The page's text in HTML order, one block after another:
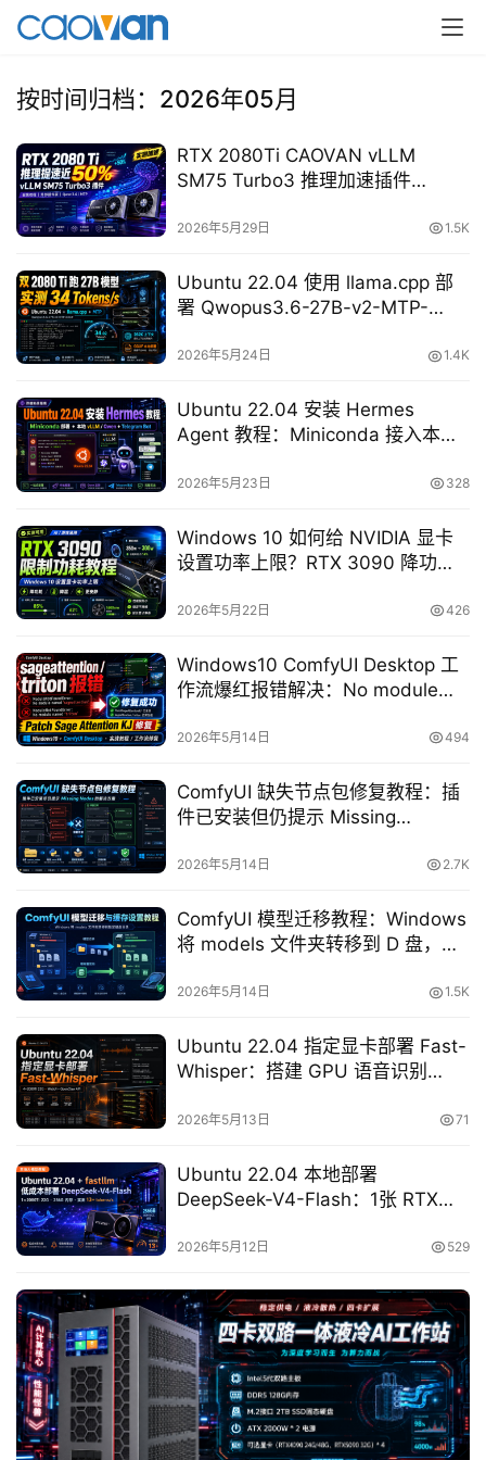
草
凡
博
客
人
工
智
能
互
联
网
产
品
中
心
W
E
B
3
.
0
资
下
载
登录
按时间归档：2026年05月
RTX 2080Ti CAOVAN vLLM
SM75 Turbo3 推理加速插件
2026年5月29日 1.5K
Ubuntu 22.04 使用 llama.cpp 部
署 Qwopus3.6-27B-v2-MTP-
上下文与 MTP 加速实测
2026年5月24日 1.4K
Ubuntu 22.04 安装 Hermes
Agent 教程：Miniconda 接入本地
2026年5月23日 328
Windows 10 如何给 NVIDIA 显卡
设置功率上限？RTX 3090 降功
2026年5月22日 426
Windows10 ComfyUI Desktop 工
作流爆红报错解决：No module
Patch Sage Attention KJ 修复教程
2026年5月14日 494
ComfyUI 缺失节点包修复教程：插
件已安装但仍提示 Missing
解决方法
2026年5月14日 2.7K
ComfyUI 模型迁移教程：Windows
将 models 文件夹转移到 D 盘，并
2026年5月14日 1.5K
Ubuntu 22.04 指定显卡部署 Fast-
Whisper：搭建 GPU 语音识别
2026年5月13日 71
Ubuntu 22.04 本地部署
DeepSeek-V4-Flash：1张 RTX
实测 12+ tokens/s
2026年5月12日 529